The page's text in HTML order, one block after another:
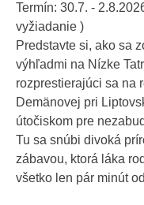
Termín: 30.7. -
vyžiadanie )
Predstavte si, ako sa
výhľadmi na Nízke
rozprestierajúci sa na
Demänovej pri
útočiskom pre
Tu sa snúbi divoká
zábavou, ktorá láka
všetko len pár minút